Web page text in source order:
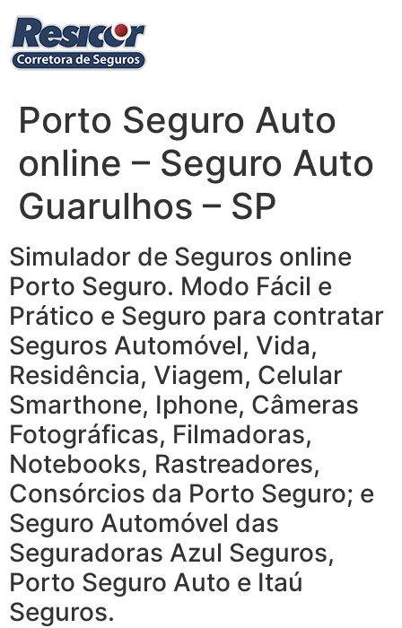
para
conteúdo
Porto Seguro Auto
online – Seguro Auto
Guarulhos – SP
Simulador de Seguros online
Porto Seguro. Modo Fácil e
Prático e Seguro para contratar
Seguros Automóvel, Vida,
Residência, Viagem, Celular
Smarthone, Iphone, Câmeras
Fotográficas, Filmadoras,
Notebooks, Rastreadores,
Consórcios da Porto Seguro; e
Seguro Automóvel das
Seguradoras Azul Seguros,
Porto Seguro Auto e Itaú
Seguros.